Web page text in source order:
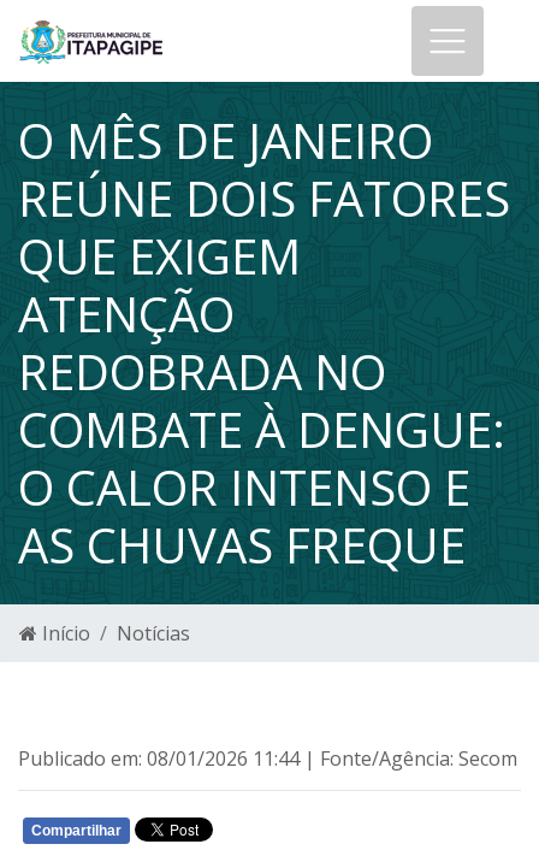
O MÊS DE JANEIRO
REÚNE DOIS FATORES
QUE EXIGEM
ATENÇÃO
REDOBRADA NO
COMBATE À DENGUE:
O CALOR INTENSO E
AS CHUVAS FREQUE
Início Notícias
Publicado em: 08/01/2026 11:44 | Fonte/Agência: Secom
Compartilhar